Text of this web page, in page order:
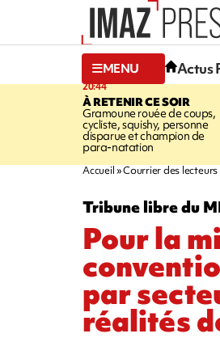
MENU Actus
20:44
À RETENIR CE SOIR
Gramoune rouée de coups,
cycliste, squishy, personne
disparue et champion de
para-natation
Accueil Courrier des lecteurs
Tribune libre du
Pour la
par
réalités